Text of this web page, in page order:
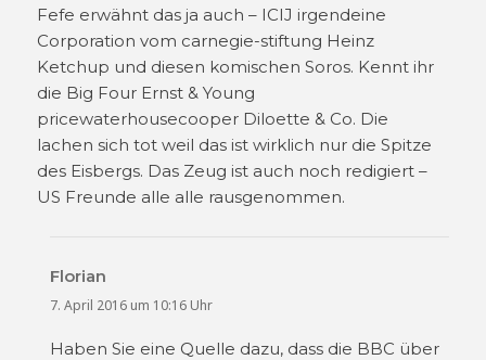
Fefe erwähnt das ja auch – ICIJ irgendeine
Corporation vom carnegie-stiftung Heinz
Ketchup und diesen komischen Soros. Kennt ihr
die Big Four Ernst & Young
pricewaterhousecooper Diloette & Co. Die
lachen sich tot weil das ist wirklich nur die Spitze
des Eisbergs. Das Zeug ist auch noch redigiert –
US Freunde alle alle rausgenommen.
Florian
7. April 2016 um 10:16 Uhr
Haben Sie eine Quelle dazu, dass die BBC über